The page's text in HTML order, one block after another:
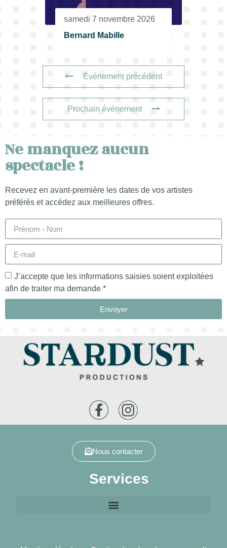
samedi 7 novembre 2026
Bernard Mabille
Événement précédent
Prochain événement
Ne manquez aucun
spectacle !
Recevez en avant-première les dates de vos artistes
préférés et accédez aux meilleures offres.
J’accepte que les informations saisies soient exploitées
afin de traiter ma demande *
Envoyer
Nous contacter
Services